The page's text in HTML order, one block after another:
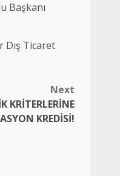
Başkanı
Dış Ticaret
Next
KRİTERLERİNE
KREDİSİ!